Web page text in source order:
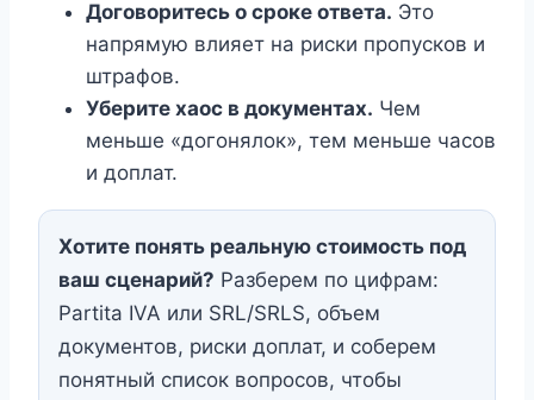
Договоритесь о сроке ответа. Это
напрямую влияет на риски пропусков и
штрафов.
Уберите хаос в документах. Чем
меньше «догонялок», тем меньше часов
и доплат.
Хотите понять реальную стоимость под
ваш сценарий? Разберем по цифрам:
Partita IVA или SRL/SRLS, объем
документов, риски доплат, и соберем
понятный список вопросов, чтобы